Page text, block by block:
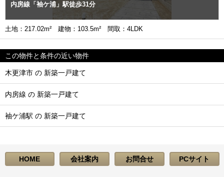
内房線「袖ケ浦」駅徒歩31分
土地：217.02m² 建物：103.5m² 間取：4LDK
この物件と条件の近い物件
木更津市 の 新築一戸建て
内房線 の 新築一戸建て
袖ケ浦駅 の 新築一戸建て
HOME 会社案内 お問合せ PCサイト